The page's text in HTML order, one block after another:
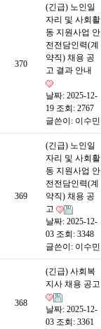
370
(긴급) 노인일
자리 및 사회활
동 지원사업 안
전전담인력(계
약직) 채용 공
고 결과 안내
날짜: 2025-12-
19 조회: 2767
글쓴이: 이수민
369
(긴급) 노인일
자리 및 사회활
동 지원사업 안
전전담인력(계
약직) 채용 공
고
날짜: 2025-12-
03 조회: 3348
글쓴이: 이수민
368
(긴급) 사회복
지사 채용 공고
날짜: 2025-12-
03 조회: 3361